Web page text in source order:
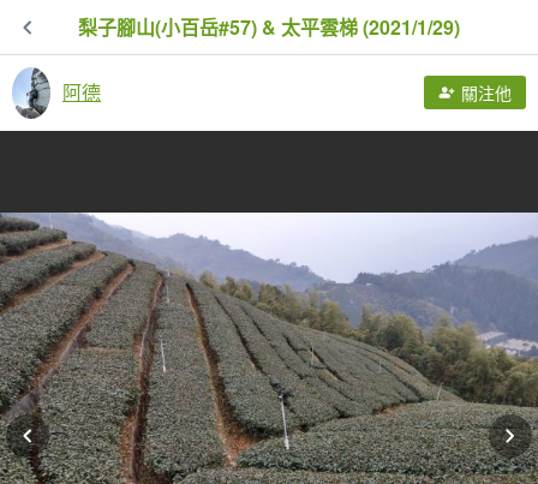
梨子腳山(小百岳#57) & 太平雲梯 (2021/1/29)
阿德 關注他